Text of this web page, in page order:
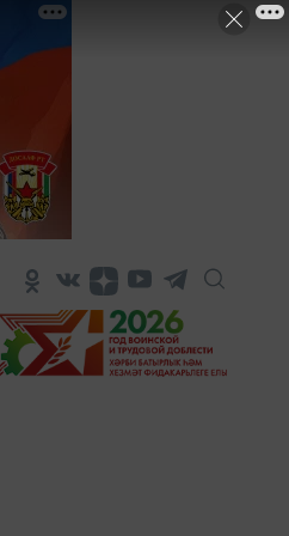
Новости Госавтоинспекции